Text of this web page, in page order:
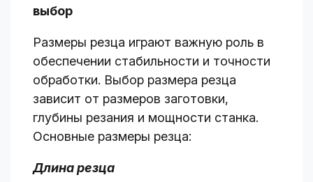
выбор
Размеры резца играют важную роль в
обеспечении стабильности и точности
обработки. Выбор размера резца
зависит от размеров заготовки,
глубины резания и мощности станка.
Основные размеры резца:
Длина резца